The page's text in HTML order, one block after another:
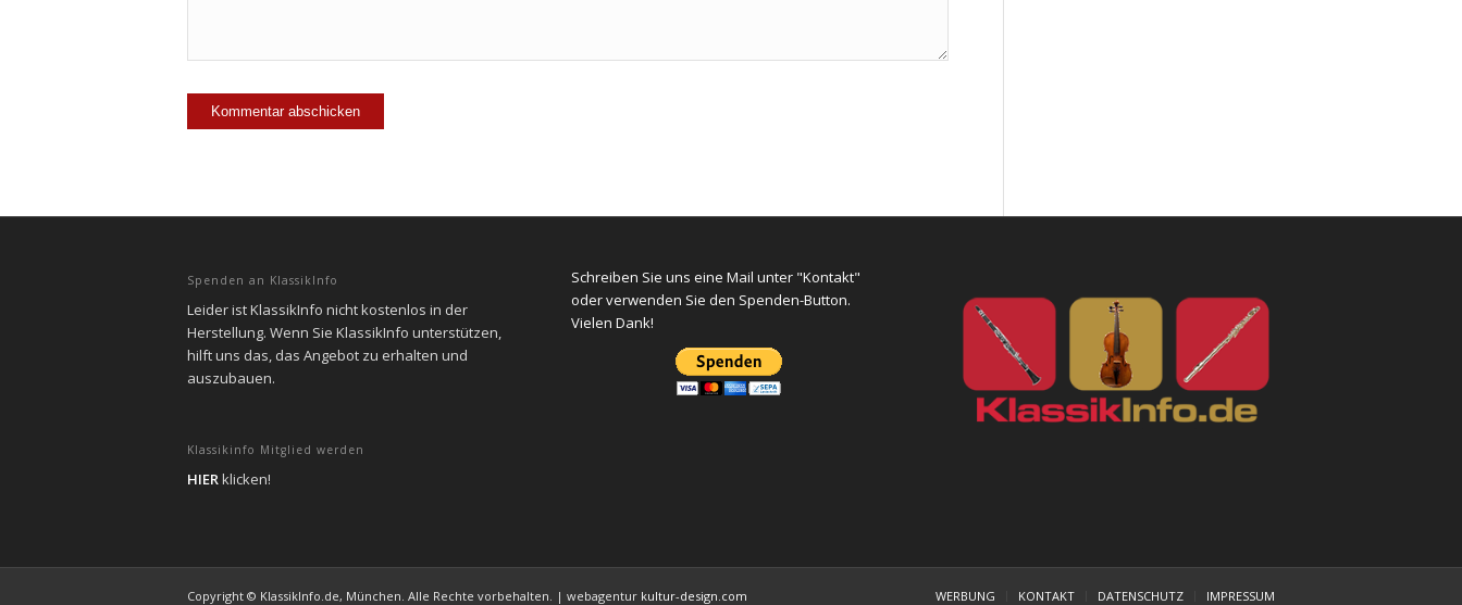
Spenden an KlassikInfo
Leider ist KlassikInfo nicht kostenlos in der
Herstellung. Wenn Sie KlassikInfo unterstützen,
hilft uns das, das Angebot zu erhalten und
auszubauen.
Klassikinfo Mitglied werden
HIERklicken!
Schreiben Sie uns eine Mail unter "Kontakt"
oder verwenden Sie den Spenden-Button.
Vielen Dank!
Copyright © KlassikInfo.de, München. Alle Rechte vorbehalten. | webagentur kultur-design.com WERBUNG KONTAKT DATENSCHUTZ IMPRESSUM